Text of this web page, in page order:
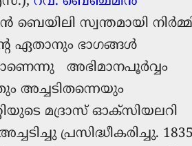
സ്വന്തമായി
ഏതാനും ഭാഗങ്ങള്‍
അഭിമാനപൂര്‍വ്വം
അച്ചടിതന്നെയും
മദ്രാസ് ഓക്സിയലറി
പ്രസിദ്ധീകരിച്ചു.